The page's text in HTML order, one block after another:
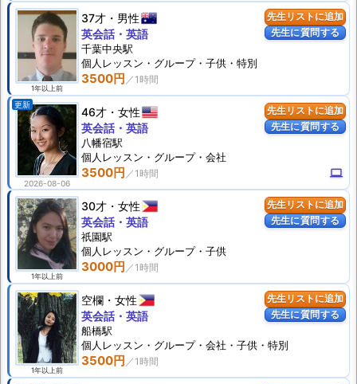
先生リストに追加
先生に質問する
1年以上前
37才 男性
3500円
英会話・英語
千葉中央駅
個人 レッスン ・グループ・子供・特別
先生リストに追加
先生に質問する
更新
2026-08-06
46才 女性
3500円 computer
英会話・英語
八幡宿駅
個人 レッスン ・グループ・会社
先生リストに追加
先生に質問する
1年以上前
30才 女性
3000円
英会話・英語
祇園駅
個人 レッスン ・グループ・子供
先生リストに追加
先生に質問する
1年以上前
空欄 女性
3500円
英会話・英語
船橋駅
個人 レッスン ・グループ・会社・子供・特別